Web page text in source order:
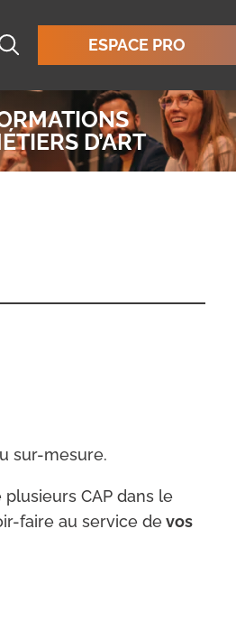
ESPACE PRO
D’ART
sur-mesure.
CAP dans le
faire au service devos